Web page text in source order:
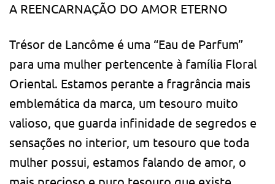
A REENCARNAÇÃO DO AMOR ETERNO
Trésor de Lancôme é uma “Eau de Parfum”
para uma mulher pertencente à família Floral
Oriental. Estamos perante a fragrância mais
emblemática da marca, um tesouro muito
valioso, que guarda infinidade de segredos e
sensações no interior, um tesouro que toda
mulher possui, estamos falando de amor, o